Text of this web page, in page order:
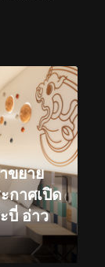
ขยาย
กาศเปิด
บี่ อ่าว